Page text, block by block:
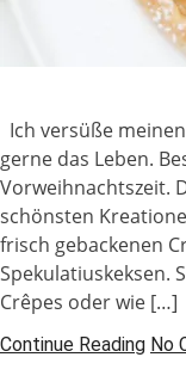
Ich versüße
gerne das Leben.
Vorweihnachtszeit.
schönsten
frisch gebackenen
Spekulatiuskeksen.
Crêpes oder wie […]
Continue Reading No